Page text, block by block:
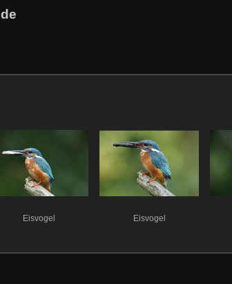
Eisvogel Eisvogel